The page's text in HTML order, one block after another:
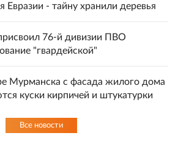
Евразии - тайну хранили деревья
76-й дивизии ПВО
"гвардейской"
Мурманска с фасада жилого дома
куски кирпичей и штукатурки
Все новости